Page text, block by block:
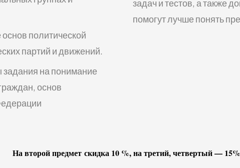
политической
партий и движений.
на понимание
основ
задач и тестов, а также
помогут лучше понять
На второй предмет скидка 10 %, на третий, четвертый —